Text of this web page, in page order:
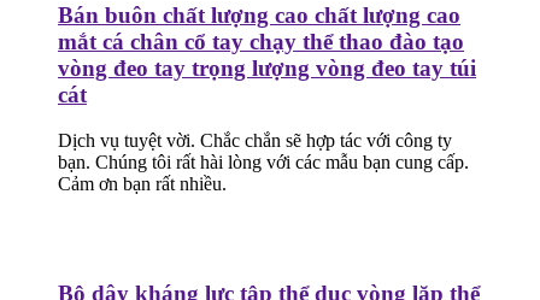
Bán buôn chất lượng cao chất lượng cao
mắt cá chân cổ tay chạy thể thao đào tạo
vòng đeo tay trọng lượng vòng đeo tay túi
cát
Dịch vụ tuyệt vời. Chắc chắn sẽ hợp tác với công ty
bạn. Chúng tôi rất hài lòng với các mẫu bạn cung cấp.
Cảm ơn bạn rất nhiều.
Bộ dây kháng lực tập thể dục vòng lặp thể